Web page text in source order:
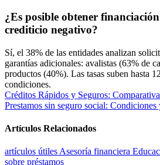
¿Es posible obtener
crediticio negativo?
Sí, el 38% de las entidades analizan
garantías adicionales: avalistas (63% de
productos (40%). Las tasas suben hasta
condiciones.
Navegación
de
entradas
Créditos Rápidos y Seguros:
Prestamos sin seguro social: Condiciones
Artículos Relacionados
artículos útiles Asesoría financiera
sobre préstamos